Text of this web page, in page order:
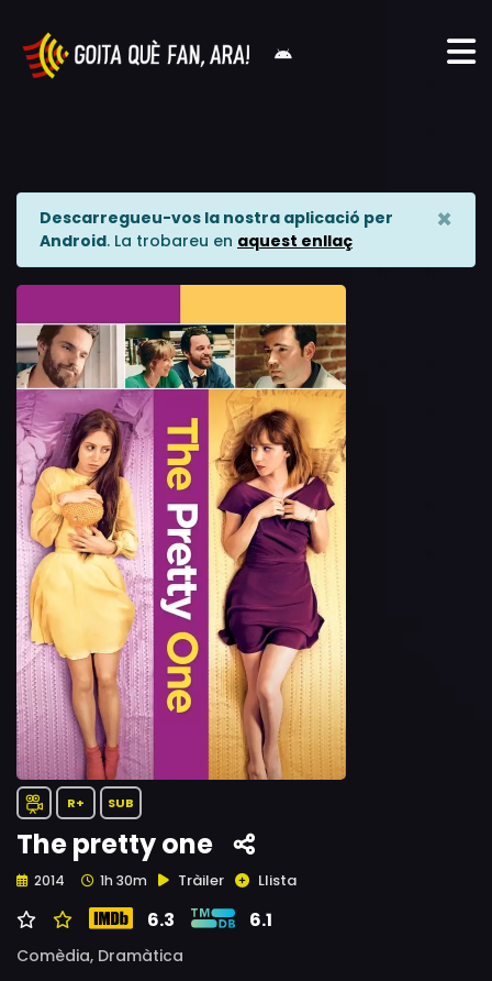
Descarregueu-vos la nostra aplicació per
Android. La trobareu en aquest enllaç
×
R+ SUB
The pretty one
2014 1h 30m Tràiler Llista
6.3 6.1
Comèdia, Dramàtica